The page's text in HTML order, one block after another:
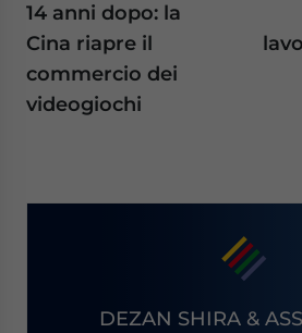
14 anni dopo: la
Cina riapre il
commercio dei
videogiochi
DEZAN SHIRA &